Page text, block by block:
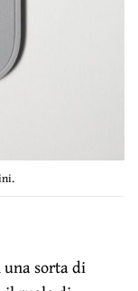
sorta di